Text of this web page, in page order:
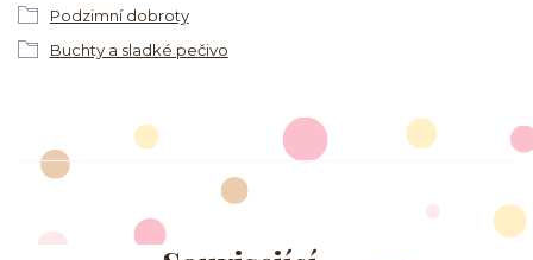
Podzimní dobroty
Buchty a sladké pečivo